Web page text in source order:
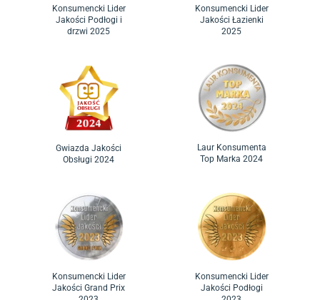
Konsumencki Lider
Jakości Podłogi i
drzwi 2025
Konsumencki Lider
Jakości Łazienki
2025
Gwiazda Jakości
Obsługi 2024
Laur Konsumenta
Top Marka 2024
Konsumencki Lider
Jakości Grand Prix
Konsumencki Lider
Jakości Podłogi